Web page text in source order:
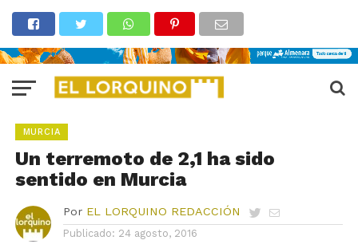
MURCIA
Un terremoto de 2,1 ha sido
sentido en Murcia
Por EL LORQUINO REDACCIÓN
Publicado: 24 agosto, 2016